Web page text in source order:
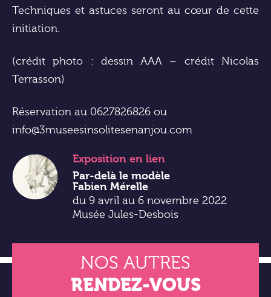
Techniques et astuces seront au cœur de cette
initiation.
(crédit photo : dessin AAA – crédit Nicolas
Terrasson)
Réservation au 0627826826 ou
info@3museesinsolitesenanjou.com
Exposition en lien
Par-delà le modèle
Fabien Mérelle
du 9 avril au 6 novembre 2022
Musée Jules-Desbois
NOS AUTRES
RENDEZ-VOUS